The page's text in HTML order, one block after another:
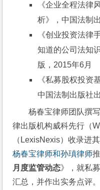
《企业全程法律
析》，中国法制
《创业投资法律
知道的公司法知
版，2015年6月
《私募股权投资
中国法制出版社
杨春宝律师团队撰
律出版机构威科先行（
（LexisNexis）收录进
杨春宝律师和孙瑱律师
月度监管动态》，就私
汇总，并作出实务点评。